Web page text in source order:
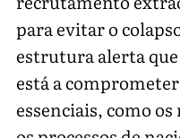
para evitar o
estrutura alerta
está a
essenciais, como